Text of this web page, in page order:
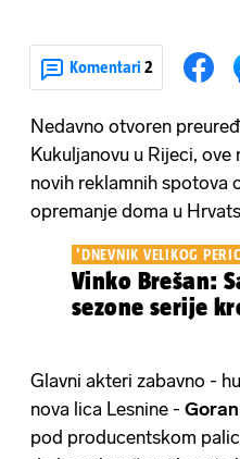
Komentari 2
Nedavno otvoren
Kukuljanovu u Rijeci,
novih reklamnih spotova
opremanje doma u
'DNEVNIK VELIKOG
Vinko Brešan:
sezone serije
Glavni akteri zabavno -
nova lica Lesnine -
pod producentskom